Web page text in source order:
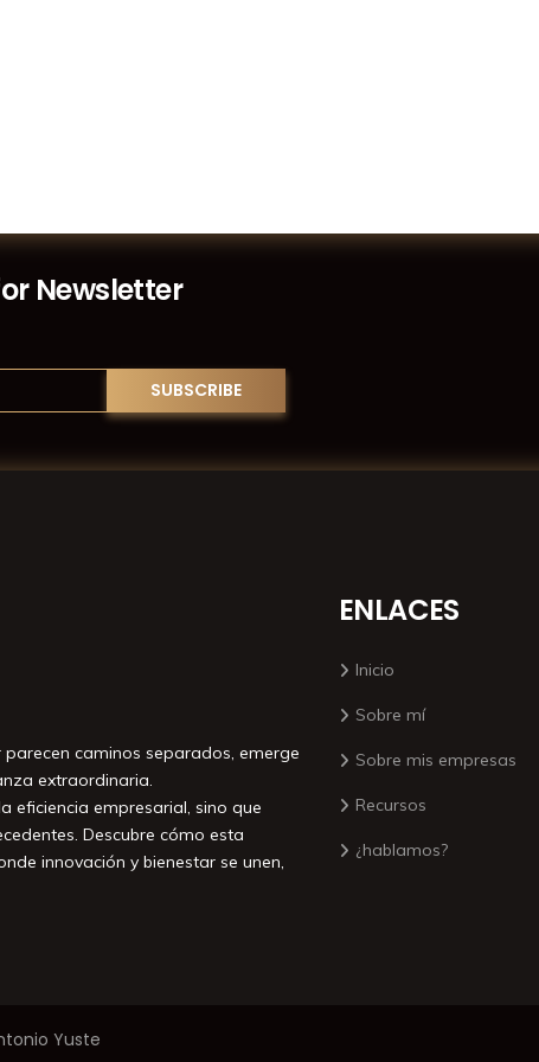
Newsletter
caminos separados, emerge
extraordinaria.
eficiencia empresarial, sino que
Descubre cómo esta
innovación y bienestar se unen,
ENLACES
Inicio
Sobre mí
Sobre mis empresas
Recursos
¿hablamos?
Yuste